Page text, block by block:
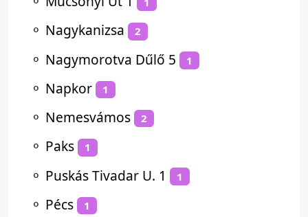
⚬ Nagykanizsa 2
⚬ Nagymorotva Dűlő 5 1
⚬ Napkor 1
⚬ Nemesvámos 2
⚬ Paks 1
⚬ Puskás Tivadar U. 1 1
⚬ Pécs 1